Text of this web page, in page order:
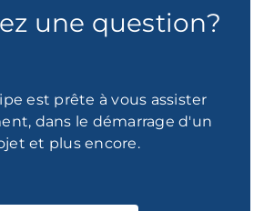
une question?
est prête à vous assister
dans le démarrage d'un
et plus encore.